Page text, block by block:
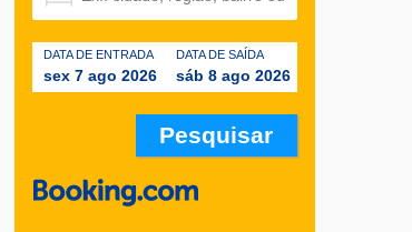
DATA DE ENTRADA
sex 7 ago 2026
DATA DE SAÍDA
sáb 8 ago 2026